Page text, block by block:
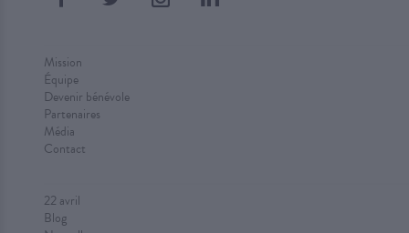
Mission
Équipe
Devenir bénévole
Partenaires
Média
Contact
22 avril
Blog